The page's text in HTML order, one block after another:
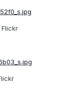
Flickr